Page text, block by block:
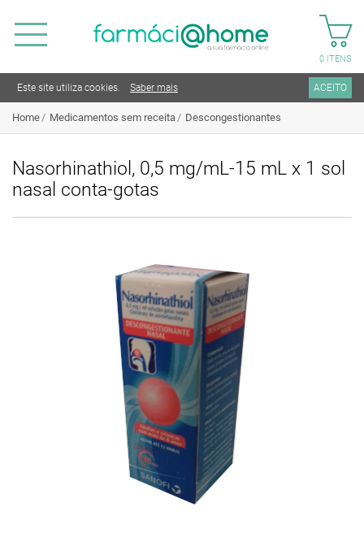
0 ITENS
Este site utiliza cookies. Saber mais ACEITO
Home Medicamentos sem receita Descongestionantes
Nasorhinathiol, 0,5 mg/mL-15 mL x 1 sol
nasal conta-gotas